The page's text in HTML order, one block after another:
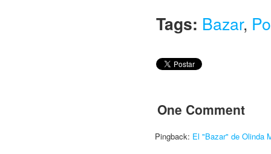
Tags: Bazar,
One Comment
Pingback: El "Bazar" de Olinda